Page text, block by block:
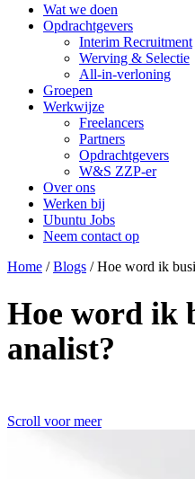
Wat we doen
Opdrachtgevers
Interim Recruitment
Werving & Selectie
All-in-verloning
Groepen
Werkwijze
Freelancers
Partners
Opdrachtgevers
W&S ZZP-er
Over ons
Werken bij
Ubuntu Jobs
Neem contact op
Home /Blogs /Hoe word ik
Hoe word ik
analist?
Scroll voor meer